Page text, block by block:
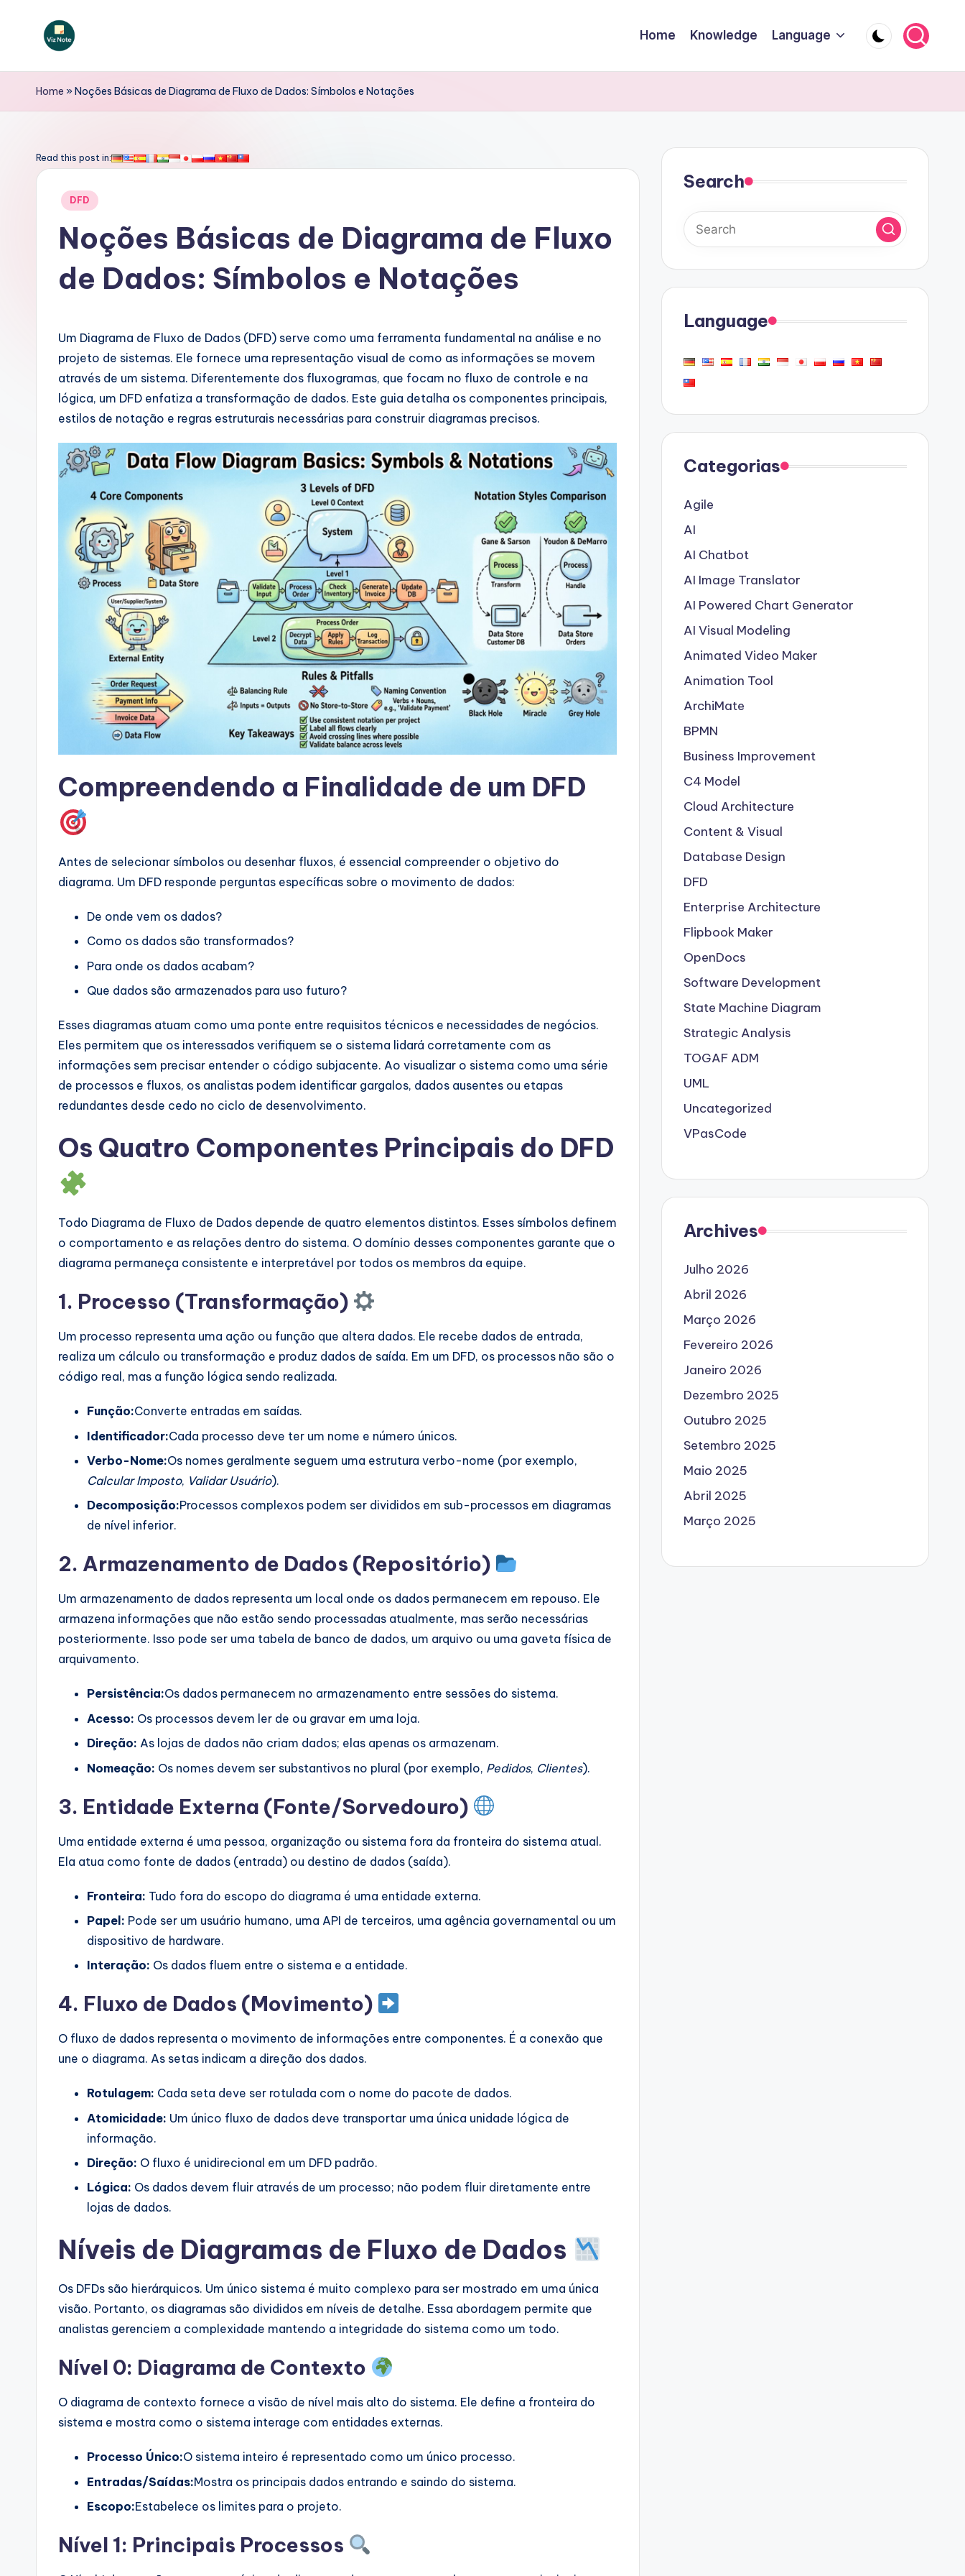
V
iz
o
tr
Home Knowledge Language
Home »Noções Básicas de Diagrama de Fluxo de Dados: Símbolos e Notações
Read this post in:
Posted
DFD
Noções Básicas de Diagrama de Fluxo
de Dados: Símbolos e Notações
Um Diagrama de Fluxo de Dados (DFD) serve como uma ferramenta fundamental na análise e no
projeto de sistemas. Ele fornece uma representação visual de como as informações se movem
através de um sistema. Diferentemente dos fluxogramas, que focam no fluxo de controle e na
lógica, um DFD enfatiza a transformação de dados. Este guia detalha os componentes principais,
estilos de notação e regras estruturais necessárias para construir diagramas precisos.
Compreendendo a Finalidade de um DFD
Antes de selecionar símbolos ou desenhar fluxos, é essencial compreender o objetivo do
diagrama. Um DFD responde perguntas específicas sobre o movimento de dados:
De onde vem os dados?
Como os dados são transformados?
Para onde os dados acabam?
Que dados são armazenados para uso futuro?
Esses diagramas atuam como uma ponte entre requisitos técnicos e necessidades de negócios.
Eles permitem que os interessados verifiquem se o sistema lidará corretamente com as
informações sem precisar entender o código subjacente. Ao visualizar o sistema como uma série
de processos e fluxos, os analistas podem identificar gargalos, dados ausentes ou etapas
redundantes desde cedo no ciclo de desenvolvimento.
Os Quatro Componentes Principais do DFD
Todo Diagrama de Fluxo de Dados depende de quatro elementos distintos. Esses símbolos definem
o comportamento e as relações dentro do sistema. O domínio desses componentes garante que o
diagrama permaneça consistente e interpretável por todos os membros da equipe.
1. Processo (Transformação)
Um processo representa uma ação ou função que altera dados. Ele recebe dados de entrada,
realiza um cálculo ou transformação e produz dados de saída. Em um DFD, os processos não são o
código real, mas a função lógica sendo realizada.
Função:Converte entradas em saídas.
Identificador:Cada processo deve ter um nome e número únicos.
Verbo-Nome:Os nomes geralmente seguem uma estrutura verbo-nome (por exemplo,
Calcular Imposto, Validar Usuário).
Decomposição:Processos complexos podem ser divididos em sub-processos em diagramas
de nível inferior.
2. Armazenamento de Dados (Repositório)
Um armazenamento de dados representa um local onde os dados permanecem em repouso. Ele
armazena informações que não estão sendo processadas atualmente, mas serão necessárias
posteriormente. Isso pode ser uma tabela de banco de dados, um arquivo ou uma gaveta física de
arquivamento.
Persistência:Os dados permanecem no armazenamento entre sessões do sistema.
Acesso: Os processos devem ler de ou gravar em uma loja.
Direção: As lojas de dados não criam dados; elas apenas os armazenam.
Nomeação: Os nomes devem ser substantivos no plural (por exemplo, Pedidos, Clientes).
3. Entidade Externa (Fonte/Sorvedouro)
Uma entidade externa é uma pessoa, organização ou sistema fora da fronteira do sistema atual.
Ela atua como fonte de dados (entrada) ou destino de dados (saída).
Fronteira: Tudo fora do escopo do diagrama é uma entidade externa.
Papel: Pode ser um usuário humano, uma API de terceiros, uma agência governamental ou um
dispositivo de hardware.
Interação: Os dados fluem entre o sistema e a entidade.
4. Fluxo de Dados (Movimento)
O fluxo de dados representa o movimento de informações entre componentes. É a conexão que
une o diagrama. As setas indicam a direção dos dados.
Rotulagem: Cada seta deve ser rotulada com o nome do pacote de dados.
Atomicidade: Um único fluxo de dados deve transportar uma única unidade lógica de
informação.
Direção: O fluxo é unidirecional em um DFD padrão.
Lógica: Os dados devem fluir através de um processo; não podem fluir diretamente entre
lojas de dados.
Níveis de Diagramas de Fluxo de Dados
Os DFDs são hierárquicos. Um único sistema é muito complexo para ser mostrado em uma única
visão. Portanto, os diagramas são divididos em níveis de detalhe. Essa abordagem permite que
analistas gerenciem a complexidade mantendo a integridade do sistema como um todo.
Nível 0: Diagrama de Contexto
O diagrama de contexto fornece a visão de nível mais alto do sistema. Ele define a fronteira do
sistema e mostra como o sistema interage com entidades externas.
Processo Único:O sistema inteiro é representado como um único processo.
Entradas/Saídas:Mostra os principais dados entrando e saindo do sistema.
Escopo:Estabelece os limites para o projeto.
Nível 1: Principais Processos
Search
Language
Categorias
Agile
AI
AI Chatbot
AI Image Translator
AI Powered Chart Generator
AI Visual Modeling
Animated Video Maker
Animation Tool
ArchiMate
BPMN
Business Improvement
C4 Model
Cloud Architecture
Content & Visual
Database Design
DFD
Enterprise Architecture
Flipbook Maker
OpenDocs
Software Development
State Machine Diagram
Strategic Analysis
TOGAF ADM
UML
Uncategorized
VPasCode
Archives
Julho 2026
Abril 2026
Março 2026
Fevereiro 2026
Janeiro 2026
Dezembro 2025
Outubro 2025
Setembro 2025
Maio 2025
Abril 2025
Março 2025